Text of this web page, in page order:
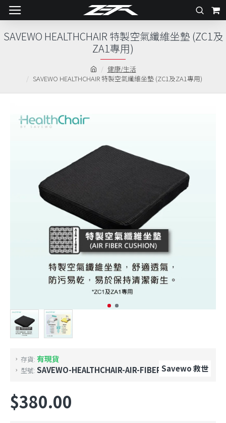
健康/生活
SAVEWO HEALTHCHAIR 特製空氣纖維坐墊 (ZC1及ZA1專用)
SAVEWO HEALTHCHAIR 特製空氣纖維坐墊 (ZC1及
ZA1專用)
存貨: 有現貨
型號: SAVEWO-HEALTHCHAIR-AIR-FIBER-CUSHION
Savewo 救世
$380.00